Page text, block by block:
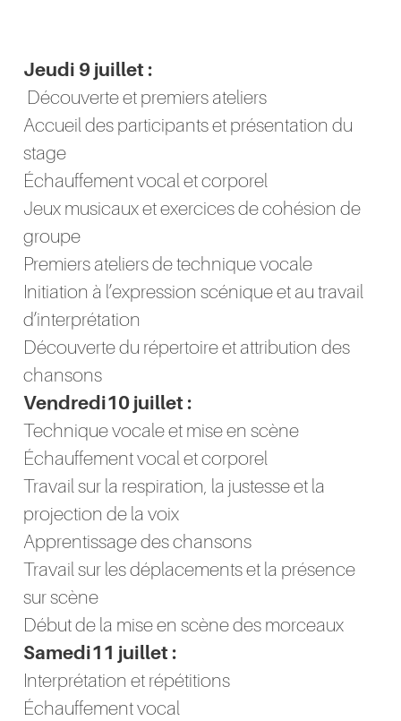
Jeudi 9 juillet :
Découverte et premiers ateliers
Accueil des participants et présentation du
stage
Échauffement vocal et corporel
Jeux musicaux et exercices de cohésion de
groupe
Premiers ateliers de technique vocale
Initiation à l’expression scénique et au travail
d’interprétation
Découverte du répertoire et attribution des
chansons
Vendredi10 juillet :
Technique vocale et mise en scène
Échauffement vocal et corporel
Travail sur la respiration, la justesse et la
projection de la voix
Apprentissage des chansons
Travail sur les déplacements et la présence
sur scène
Début de la mise en scène des morceaux
Samedi11 juillet :
Interprétation et répétitions
Échauffement vocal